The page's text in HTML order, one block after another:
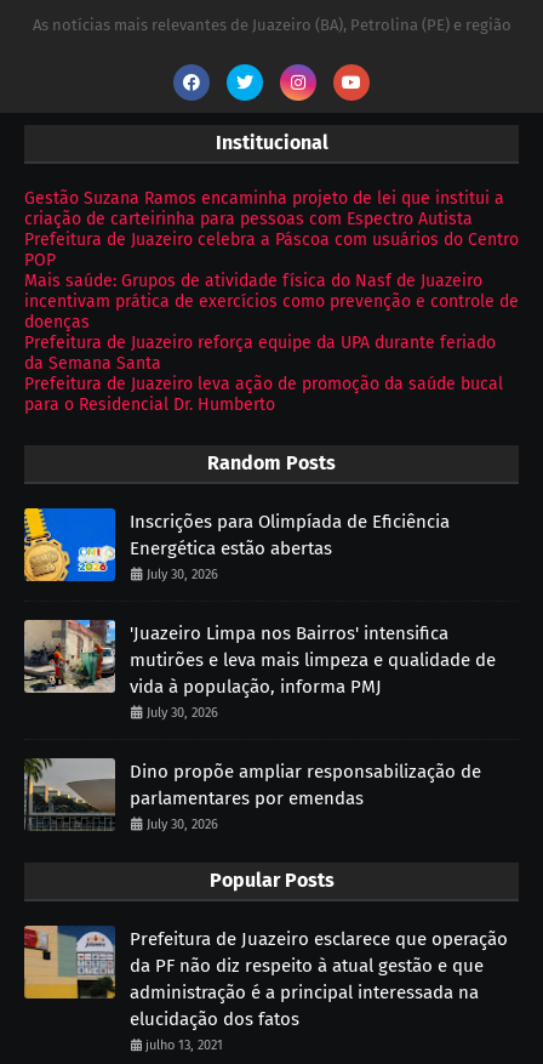
As notícias mais relevantes de Juazeiro (BA), Petrolina (PE) e região
Institucional
Gestão Suzana Ramos encaminha projeto de lei que institui a
criação de carteirinha para pessoas com Espectro Autista
Prefeitura de Juazeiro celebra a Páscoa com usuários do Centro
POP
Mais saúde: Grupos de atividade física do Nasf de Juazeiro
incentivam prática de exercícios como prevenção e controle de
doenças
Prefeitura de Juazeiro reforça equipe da UPA durante feriado
da Semana Santa
Prefeitura de Juazeiro leva ação de promoção da saúde bucal
para o Residencial Dr. Humberto
Random Posts
Inscrições para Olimpíada de Eficiência
Energética estão abertas
July 30, 2026
'Juazeiro Limpa nos Bairros' intensifica
mutirões e leva mais limpeza e qualidade de
vida à população, informa PMJ
July 30, 2026
Dino propõe ampliar responsabilização de
parlamentares por emendas
July 30, 2026
Popular Posts
Prefeitura de Juazeiro esclarece que operação
da PF não diz respeito à atual gestão e que
administração é a principal interessada na
elucidação dos fatos
julho 13, 2021